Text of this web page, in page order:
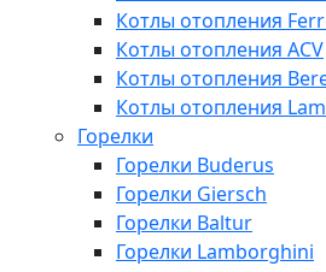
Котлы отопления
Котлы отопления ACV
Котлы отопления
Котлы отопления
Горелки
Горелки Buderus
Горелки Giersch
Горелки Baltur
Горелки Lamborghini